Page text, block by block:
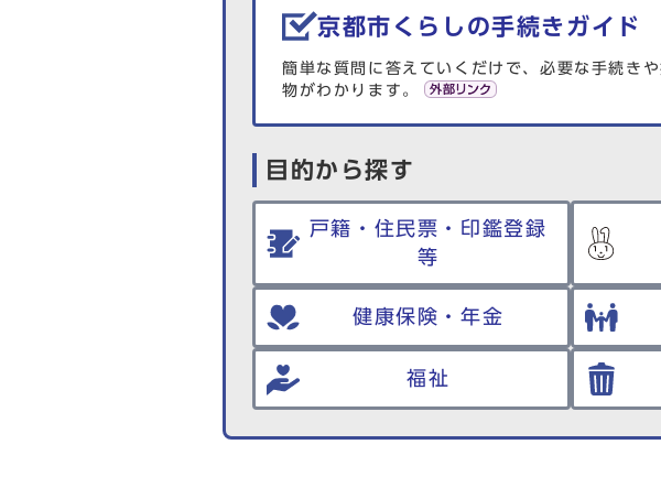
京都市くらしの手続きガイド
簡単な質問に答えていくだけで、必要な手続きや
物がわかります。
目的から探す
戸籍・住民票・印鑑登録
等
健康保険・年金
福祉